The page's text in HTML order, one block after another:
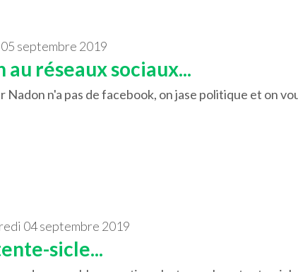
05 septembre 2019
au réseaux sociaux...
Nadon n'a pas de facebook, on jase politique et on
04 septembre 2019
sicle...